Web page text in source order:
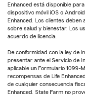
Enhanced está disponible
dispositivo móvil iOS o
Enhanced. Los clientes
sobre salud y bienestar. Los
acuerdo de licencia.
De conformidad con la ley de
presentar ante el Servicio de
aplicable un Formulario 1099-
recompensas de Life
de cualquier consecuencia
Enhanced. State Farm no